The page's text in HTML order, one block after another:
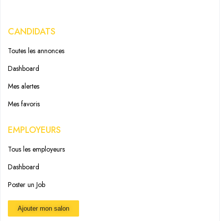
CANDIDATS
Toutes les annonces
Dashboard
Mes alertes
Mes favoris
EMPLOYEURS
Tous les employeurs
Dashboard
Poster un Job
Ajouter mon salon